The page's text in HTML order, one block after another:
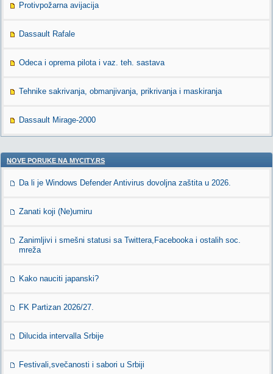
Protivpožarna avijacija
Dassault Rafale
Odeca i oprema pilota i vaz. teh. sastava
Tehnike sakrivanja, obmanjivanja, prikrivanja i maskiranja
Dassault Mirage-2000
NOVE PORUKE NA MYCITY.RS
Da li je Windows Defender Antivirus dovoljna zaštita u 2026.
Zanati koji (Ne)umiru
Zanimljivi i smešni statusi sa Twittera,Facebooka i ostalih soc.
mreža
Kako nauciti japanski?
FK Partizan 2026/27.
Dilucida intervalla Srbije
Festivali,svečanosti i sabori u Srbiji